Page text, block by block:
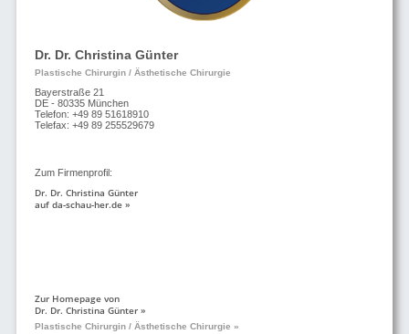
Dr. Dr. Christina Günter
Plastische Chirurgin / Ästhetische Chirurgie
Bayerstraße 21
DE - 80335 München
Telefon: +49 89 51618910
Telefax: +49 89 255529679
Zum Firmenprofil:
Dr. Dr. Christina Günter
auf da-schau-her.de »
Zur Homepage von
Dr. Dr. Christina Günter »
Plastische Chirurgin / Ästhetische Chirurgie »